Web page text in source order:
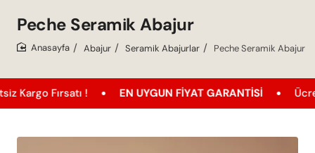
Peche Seramik Abajur
Abajur Seramik Abajurlar Peche Seramik Abajur
! EN UYGUN FIYAT GARANTISI Ücretsiz